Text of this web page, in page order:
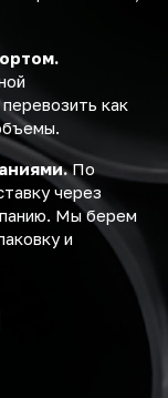
как
По
через
Мы берем
и